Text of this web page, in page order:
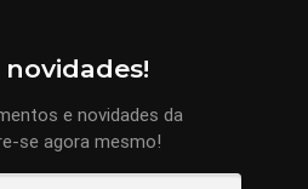
e novidades da
se agora mesmo!